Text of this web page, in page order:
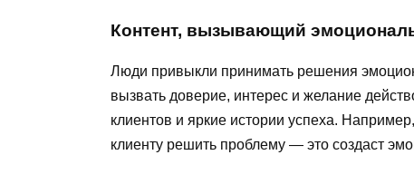
Контент, вызывающий
Люди привыкли принимать решения
вызвать доверие, интерес и желание
клиентов и яркие истории успеха.
клиенту решить проблему — это создаст